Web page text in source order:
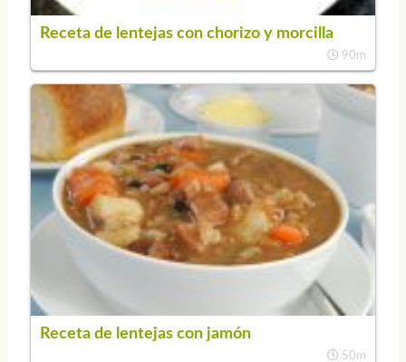
Receta de lentejas con chorizo y morcilla
90m
Receta de lentejas con jamón
50m